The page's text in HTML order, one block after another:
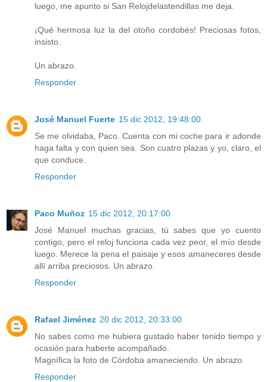
luego, me apunto si San Relojdelastendillas me deja.
¡Qué hermosa luz la del otoño cordobés! Preciosas fotos,
insisto.
Un abrazo.
Responder
José Manuel Fuerte 15 dic 2012, 19:48:00
Se me olvidaba, Paco. Cuenta con mi coche para ir adonde
haga falta y con quien sea. Son cuatro plazas y yo, claro, el
que conduce.
Responder
Paco Muñoz 15 dic 2012, 20:17:00
José Manuel muchas gracias, tú sabes que yo cuento
contigo, pero el reloj funciona cada vez peor, el mío desde
luego. Merece la pena el paisaje y esos amaneceres desde
allí arriba preciosos. Un abrazo.
Responder
Rafael Jiménez 20 dic 2012, 20:33:00
No sabes como me hubiera gustado haber tenido tiempo y
ocasión para haberte acompañado.
Magnífica la foto de Córdoba amaneciendo. Un abrazo.
Responder